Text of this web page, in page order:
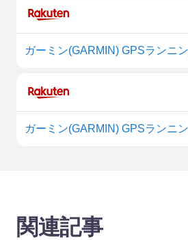
ガーミン(GARMIN) GPSランニ
ガーミン(GARMIN) GPSランニ
関連記事